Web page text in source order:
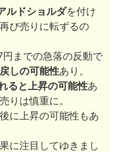
ルドショルダを付け
び売りに転ずるの
までの急落の反動で
しの可能性あり。
ると上昇の可能性あ
りは慎重に。
に上昇の可能性もあ
に注目してゆきまし